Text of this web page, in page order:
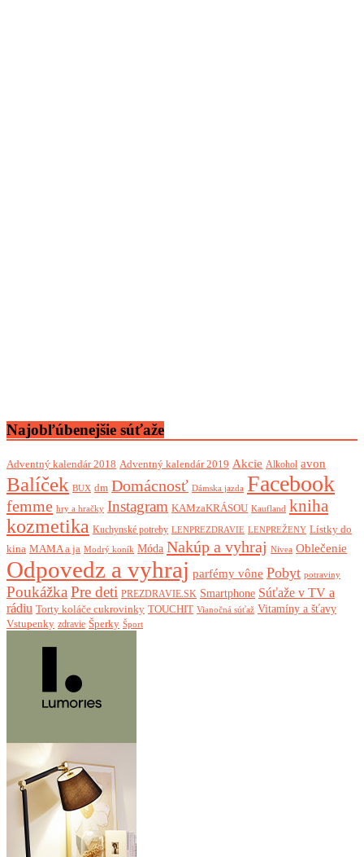
Najobľúbenejšie súťaže
Adventný kalendár 2018 Adventný kalendár 2019 Akcie Alkohol avon
Balíček BUX dm Domácnosť Dámska jazda Facebook
femme hry a hračky Instagram KAMzaKRÁSOU Kaufland kniha
kozmetika Kuchynské potreby LENPREZDRAVIE LENPREŽENY Lístky do
kina MAMA a ja Modrý koník Móda Nakúp a vyhraj Nivea Oblečenie
Odpovedz a vyhraj parfémy vône Pobyt potraviny
Poukážka Pre deti PREZDRAVIE.SK Smartphone Súťaže v TV a
rádiu Torty koláče cukrovinky TOUCHIT Vianočná súťaž Vitamíny a šťavy
Vstupenky zdravie Šperky Šport